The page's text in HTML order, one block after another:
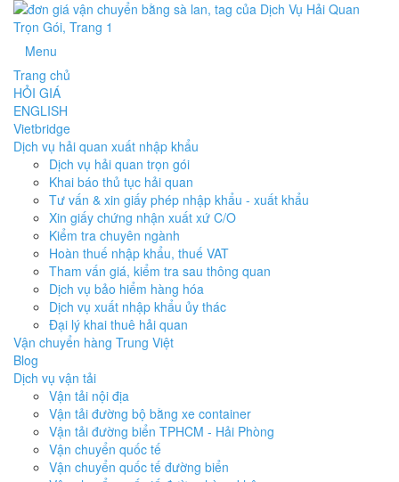
Menu
Trang chủ
HỎI GIÁ
ENGLISH
Vietbridge
Dịch vụ hải quan xuất nhập khẩu
Dịch vụ hải quan trọn gói
Khai báo thủ tục hải quan
Tư vấn & xin giấy phép nhập khẩu - xuất khẩu
Xin giấy chứng nhận xuất xứ C/O
Kiểm tra chuyên ngành
Hoàn thuế nhập khẩu, thuế VAT
Tham vấn giá, kiểm tra sau thông quan
Dịch vụ bảo hiểm hàng hóa
Dịch vụ xuất nhập khẩu ủy thác
Đại lý khai thuê hải quan
Vận chuyển hàng Trung Việt
Blog
Dịch vụ vận tải
Vận tải nội địa
Vận tải đường bộ bằng xe container
Vận tải đường biển TPHCM - Hải Phòng
Vận chuyển quốc tế
Vận chuyển quốc tế đường biển